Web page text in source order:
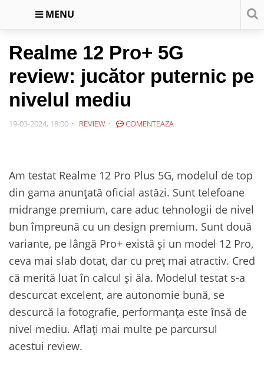
MENU
Realme 12 Pro+ 5G
review: jucător puternic pe
nivelul mediu
19-03-2024, 18:00 REVIEW COMENTEAZA
Am testat Realme 12 Pro Plus 5G, modelul de top
din gama anunțată oficial astăzi. Sunt telefoane
midrange premium, care aduc tehnologii de nivel
bun împreună cu un design premium. Sunt două
variante, pe lângă Pro+ există și un model 12 Pro,
ceva mai slab dotat, dar cu preț mai atractiv. Cred
că merită luat în calcul și ăla. Modelul testat s-a
descurcat excelent, are autonomie bună, se
descurcă la fotografie, performanța este însă de
nivel mediu. Aflați mai multe pe parcursul
acestui review.